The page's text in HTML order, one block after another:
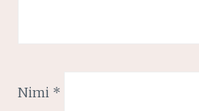
Nimi *